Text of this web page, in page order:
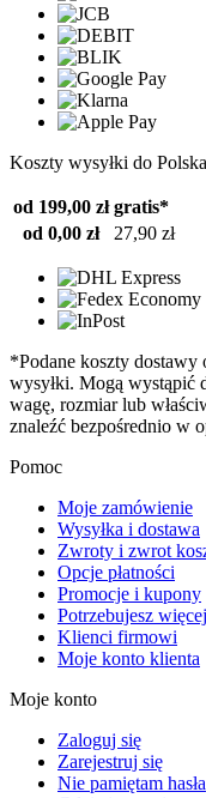
Koszty wysyłki do Polska
od 199,00 zł gratis*
od 0,00 zł
27,90 zł
*Podane koszty
wysyłki. Mogą wystąpić
wagę, rozmiar lub
znaleźć bezpośrednio w
Pomoc
Moje zamówienie
Wysyłka i dostawa
Zwroty i zwrot
Opcje płatności
Promocje i kupony
Potrzebujesz
Klienci firmowi
Moje konto klienta
Moje konto
Zaloguj się
Zarejestruj się
Nie pamiętam hasła